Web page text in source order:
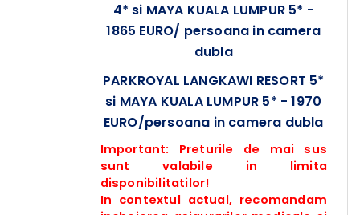
4* si MAYA KUALA LUMPUR 5* -
1865 EURO/ persoana in camera
dubla
PARKROYAL LANGKAWI RESORT 5*
si MAYA KUALA LUMPUR 5* - 1970
EURO/persoana in camera dubla
Important: Preturile de mai sus
sunt valabile in limita
disponibilitatilor!
In contextul actual, recomandam